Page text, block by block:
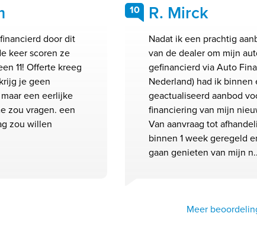
door dit
keer scoren ze
11! Offerte kreeg
je geen
een eerlijke
zou vragen. een
zou willen
10 R. Mirck
Nadat ik een prachtig
van de dealer om mijn
gefinancierd via Auto
Nederland) had ik binnen
geactualiseerd aanbod
financiering van mijn
Van aanvraag tot
binnen 1 week geregeld
gaan genieten van mijn
Meer